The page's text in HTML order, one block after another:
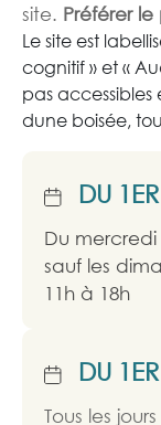
site. Préférer
Le site est
cognitif » et «
pas accessibles
dune boisée,
DU
Du
sauf les
11h à 18h
DU
Tous les